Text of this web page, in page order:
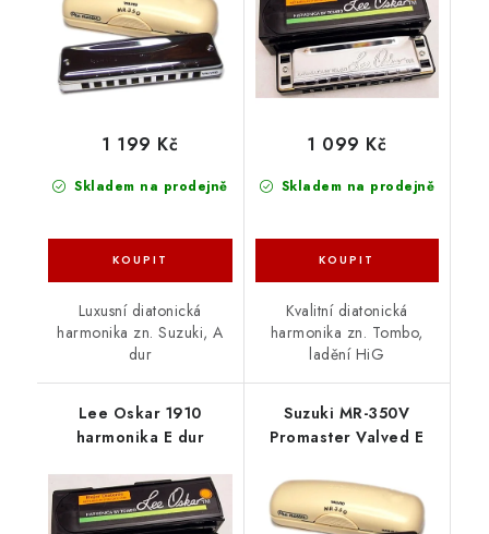
Skladem na prodejně
1 199 Kč
Luxusní diatonická
harmonika zn. Suzuki, A
dur
Skladem na prodejně
1 099 Kč
Kvalitní diatonická
harmonika zn. Tombo,
ladění HiG
Lee Oskar 1910
harmonika E dur
Suzuki MR-350V
Promaster Valved E